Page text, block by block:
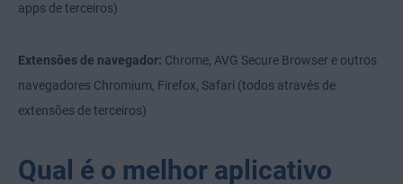
apps de terceiros)
Extensões de navegador: Chrome, AVG Secure Browser e outros
navegadores Chromium, Firefox, Safari (todos através de
extensões de terceiros)
Qual é o melhor aplicativo